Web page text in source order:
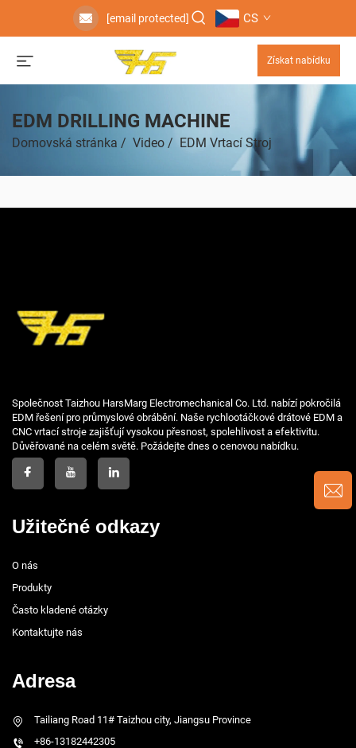
[email protected] CS
Získat nabídku
EDM DRILLING MACHINE
Domovská stránka / Video / EDM Vrtací Stroj
Společnost Taizhou HarsMarg Electromechanical Co. Ltd. nabízí pokročilá
EDM řešení pro průmyslové obrábění. Naše rychlootáčkové drátové EDM a
CNC vrtací stroje zajišťují vysokou přesnost, spolehlivost a efektivitu.
Důvěřované na celém světě. Požádejte dnes o cenovou nabídku.
Užitečné odkazy
O nás
Produkty
Často kladené otázky
Kontaktujte nás
Adresa
Tailiang Road 11# Taizhou city, Jiangsu Province
+86-13182442305